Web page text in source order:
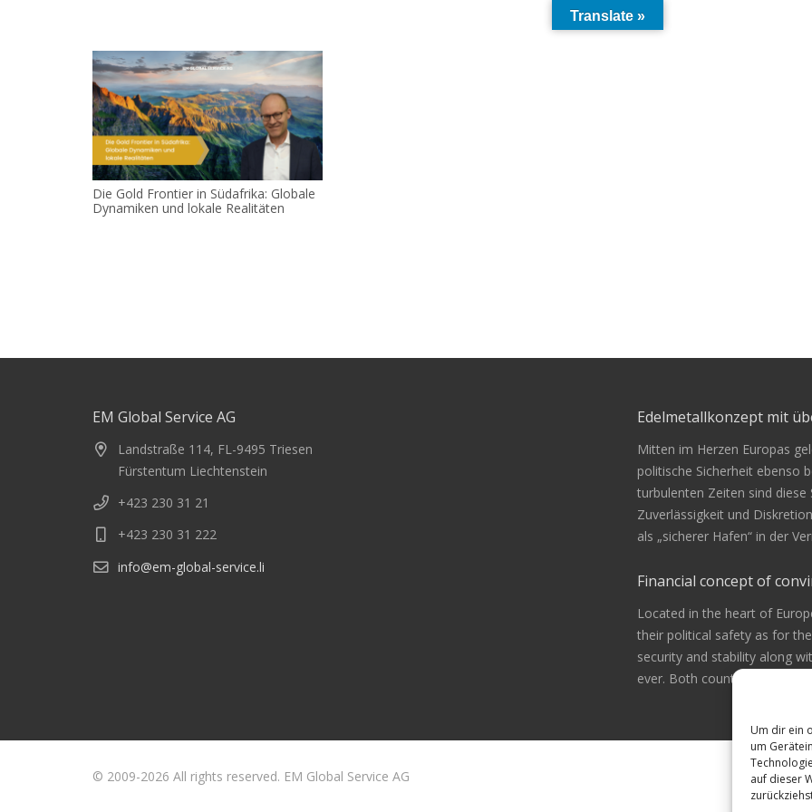
Um dir ein
um
auf dieser
Die Gold Frontier in Südafrika: Globale
Dynamiken und lokale Realitäten
EM Global Service AG
Landstraße 114, FL-9495 Triesen
Fürstentum Liechtenstein
+423 230 31 21
+423 230 31 222
info@em-global-service.li
Edelmetallkonzept mit
Mitten im Herzen Europas
politische Sicherheit ebenso
turbulenten Zeiten sind
Zuverlässigkeit und
als „sicherer Hafen“ in der
Financial concept of
Located in the heart of
their political safety as for
security and stability along
ever. Both countries are
© 2009-2026 All rights reserved. EM Global Service AG
Translate »